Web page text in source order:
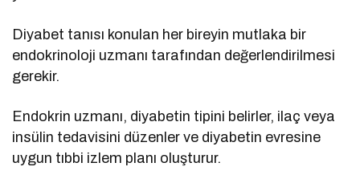
Diyabet tanısı konulan her bireyin mutlaka bir
endokrinoloji uzmanı tarafından değerlendirilmesi
gerekir.
Endokrin uzmanı, diyabetin tipini belirler, ilaç veya
insülin tedavisini düzenler ve diyabetin evresine
uygun tıbbi izlem planı oluşturur.